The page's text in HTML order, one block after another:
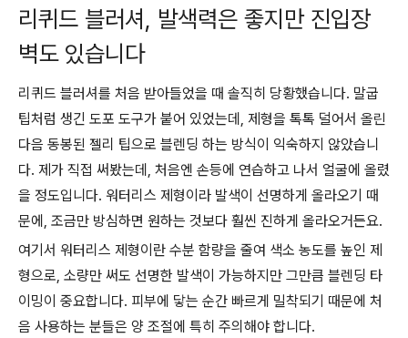
리퀴드 블러셔, 발색력은 좋지만 진입장
벽도 있습니다
리퀴드 블러셔를 처음 받아들었을 때 솔직히 당황했습니다. 말굽
팁처럼 생긴 도포 도구가 붙어 있었는데, 제형을 톡톡 덜어서 올린
다음 동봉된 젤리 팁으로 블렌딩 하는 방식이 익숙하지 않았습니
다. 제가 직접 써봤는데, 처음엔 손등에 연습하고 나서 얼굴에 올렸
을 정도입니다. 워터리스 제형이라 발색이 선명하게 올라오기 때
문에, 조금만 방심하면 원하는 것보다 훨씬 진하게 올라오거든요.
여기서 워터리스 제형이란 수분 함량을 줄여 색소 농도를 높인 제
형으로, 소량만 써도 선명한 발색이 가능하지만 그만큼 블렌딩 타
이밍이 중요합니다. 피부에 닿는 순간 빠르게 밀착되기 때문에 처
음 사용하는 분들은 양 조절에 특히 주의해야 합니다.